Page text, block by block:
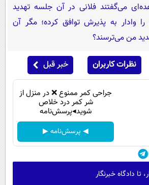
می‌گفتند فلانی در آن جلسه تهدید
وادار به پذیرش توافق کرده؛ مگر آن
من می‌ترسند؟
نظرات کاربران خبر قبل
جراحی کمر ممنوع ❌ در منزل از
شر کمر درد خلاص
شوید◂پرسش‌نامه
◀ پرسش‌نامه ▶
تا دادگاه خبرنگار